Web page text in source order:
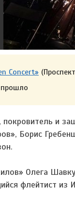
Concert»
и
Борис
Олега
флейтист из